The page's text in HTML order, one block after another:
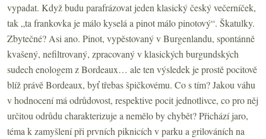
vypadat. Když budu parafrázovat jeden klasický český večerníček,
tak „ta frankovka je málo kyselá a pinot málo pinotový“. Škatulky.
Zbytečné? Asi ano. Pinot, vypěstovaný v Burgenlandu, spontánně
kvašený, nefiltrovaný, zpracovaný v klasických burgundských
sudech enologem z Bordeaux… ale ten výsledek je prostě pocitově
blíž právě Bordeaux, byť třebas špičkovému. Co s tím? Jakou váhu
v hodnocení má odrůdovost, respektive pocit jednotlivce, co pro něj
určitou odrůdu charakterizuje a nemělo by chybět? Přichází jaro,
téma k zamyšlení při prvních piknicích v parku a grilováních na